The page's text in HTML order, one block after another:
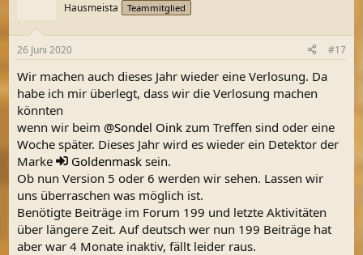
e
:
Hausmeista Teammitglied
26 Juni 2020 #17
Wir machen auch dieses Jahr wieder eine Verlosung. Da
habe ich mir überlegt, dass wir die Verlosung machen
könnten
wenn wir beim @Sondel Oink zum Treffen sind oder eine
Woche später. Dieses Jahr wird es wieder ein Detektor der
Marke
Goldenmask sein.
Ob nun Version 5 oder 6 werden wir sehen. Lassen wir
uns überraschen was möglich ist.
Benötigte Beiträge im Forum 199 und letzte Aktivitäten
über längere Zeit. Auf deutsch wer nun 199 Beiträge hat
aber war 4 Monate inaktiv, fällt leider raus.